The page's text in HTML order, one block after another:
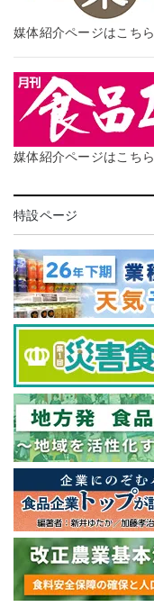
媒体紹介ページはこちら
媒体紹介ページはこちら
特設ページ